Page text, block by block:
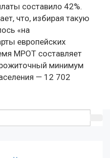
составило 42%.
что, избирая такую
«на
европейских
МРОТ составляет
минимум
— 12 702